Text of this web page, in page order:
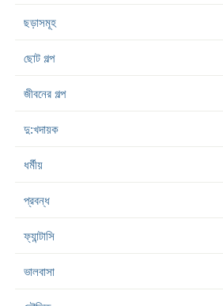
ছড়াসমূহ
ছোট গল্প
জীবনের গল্প
দু:খদায়ক
ধর্মীয়
প্রবন্ধ
ফ্যান্টাসি
ভালবাসা